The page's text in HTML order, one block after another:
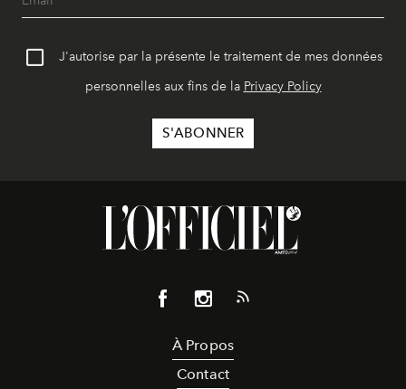
J'autorise par la présente le traitement de mes données
personnelles aux fins de la Privacy Policy
À Propos
Contact